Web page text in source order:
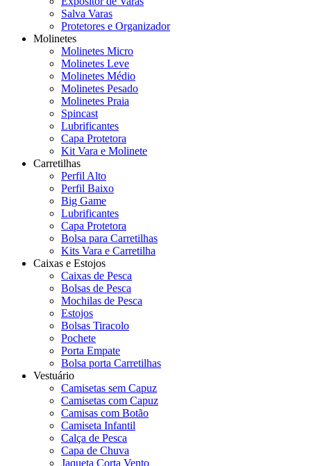
Salva Varas
Protetores e Organizador
Molinetes
Molinetes Micro
Molinetes Leve
Molinetes Médio
Molinetes Pesado
Molinetes Praia
Spincast
Lubrificantes
Capa Protetora
Kit Vara e Molinete
Carretilhas
Perfil Alto
Perfil Baixo
Big Game
Lubrificantes
Capa Protetora
Bolsa para Carretilhas
Kits Vara e Carretilha
Caixas e Estojos
Caixas de Pesca
Bolsas de Pesca
Mochilas de Pesca
Estojos
Bolsas Tiracolo
Pochete
Porta Empate
Bolsa porta Carretilhas
Vestuário
Camisetas sem Capuz
Camisetas com Capuz
Camisas com Botão
Camiseta Infantil
Calça de Pesca
Capa de Chuva
Jaqueta Corta Vento